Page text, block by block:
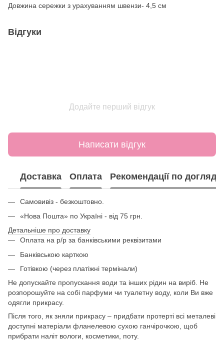
Довжина сережки з урахуванням швензи- 4,5 см
Відгуки
Додайте перший відгук
Написати відгук
Доставка Оплата Рекомендації по догляду
Самовивіз - безкоштовно.
«Нова Пошта» по Україні - від 75 грн.
Детальніше про доставку
Оплата на р/р за банківськими реквізитами
Банківською карткою
Готівкою (через платіжні термінали)
Не допускайте пропускання води та інших рідин на виріб. Не
розпорошуйте на собі парфуми чи туалетну воду, коли Ви вже
одягли прикрасу.
Після того, як зняли прикрасу – придбати протерті всі металеві
доступні матеріали фланелевою сухою ганчірочкою, щоб
прибрати наліт вологи, косметики, поту.